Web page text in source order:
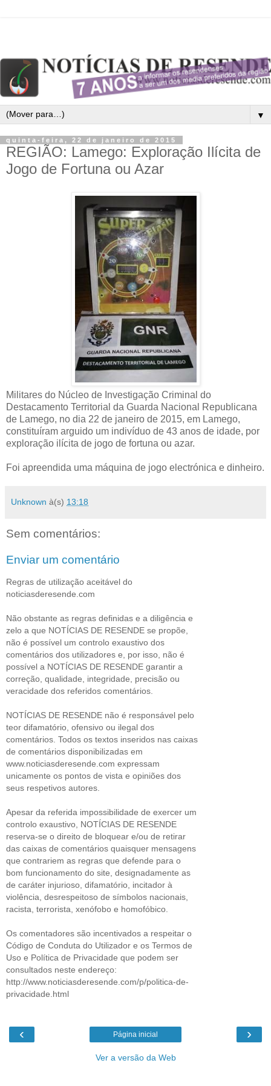
▼
quinta-feira, 22 de janeiro de 2015
REGIÃO: Lamego: Exploração Ilícita de
Jogo de Fortuna ou Azar
Militares do Núcleo de Investigação Criminal do
Destacamento Territorial da Guarda Nacional Republicana
de Lamego, no dia 22 de janeiro de 2015, em Lamego,
constituíram arguido um indivíduo de 43 anos de idade, por
exploração ilícita de jogo de fortuna ou azar.
Foi apreendida uma máquina de jogo electrónica e dinheiro.
Unknown à(s) 13:18
Sem comentários:
Enviar um comentário
Regras de utilização aceitável do
noticiasderesende.com
Não obstante as regras definidas e a diligência e
zelo a que NOTÍCIAS DE RESENDE se propõe,
não é possível um controlo exaustivo dos
comentários dos utilizadores e, por isso, não é
possível a NOTÍCIAS DE RESENDE garantir a
correção, qualidade, integridade, precisão ou
veracidade dos referidos comentários.
NOTÍCIAS DE RESENDE não é responsável pelo
teor difamatório, ofensivo ou ilegal dos
comentários. Todos os textos inseridos nas caixas
de comentários disponibilizadas em
www.noticiasderesende.com expressam
unicamente os pontos de vista e opiniões dos
seus respetivos autores.
Apesar da referida impossibilidade de exercer um
controlo exaustivo, NOTÍCIAS DE RESENDE
reserva-se o direito de bloquear e/ou de retirar
das caixas de comentários quaisquer mensagens
que contrariem as regras que defende para o
bom funcionamento do site, designadamente as
de caráter injurioso, difamatório, incitador à
violência, desrespeitoso de símbolos nacionais,
racista, terrorista, xenófobo e homofóbico.
Os comentadores são incentivados a respeitar o
Código de Conduta do Utilizador e os Termos de
Uso e Política de Privacidade que podem ser
consultados neste endereço:
http://www.noticiasderesende.com/p/politica-de-
privacidade.html
‹ ›
Página inicial
Ver a versão da Web